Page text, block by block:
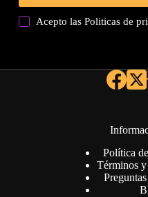
Acepto lasPoliticas de
Política
Términos